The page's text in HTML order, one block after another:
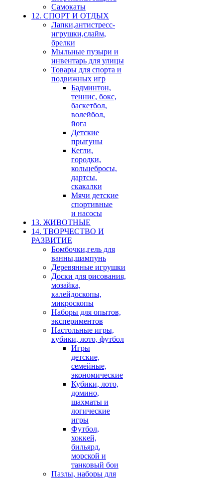
Самокаты
12. СПОРТ И ОТДЫХ
Лапки,антистресс-
игрушки,слайм,
брелки
Мыльные пузыри и
инвентарь для улицы
Товары для спорта и
подвижных игр
Бадминтон,
теннис, бокс,
баскетбол,
волейбол,
йога
Детские
прыгуны
Кегли,
городки,
кольцебросы,
дартсы,
скакалки
Мячи детские
спортивные
и насосы
13. ЖИВОТНЫЕ
14. ТВОРЧЕСТВО И
РАЗВИТИЕ
Бомбочки,гель для
ванны,шампунь
Деревянные игрушки
Доски для рисования,
мозайка,
калейдоскопы,
микроскопы
Наборы для опытов,
экспериментов
Настольные игры,
кубики, лото, футбол
Игры
детские,
семейные,
экономические
Кубики, лото,
домино,
шахматы и
логические
игры
Футбол,
хоккей,
бильярд,
морской и
танковый бои
Пазлы, наборы для